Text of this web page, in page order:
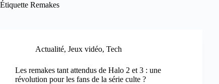
Étiquette Remakes
Actualité, Jeux vidéo, Tech
Les remakes tant attendus de Halo 2 et 3 : une
révolution pour les fans de la série culte ?